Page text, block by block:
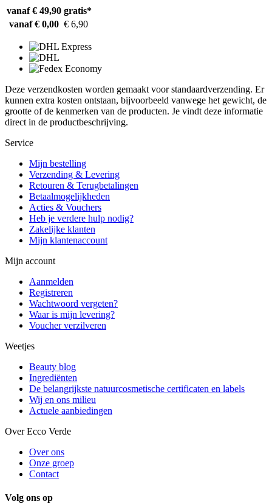
vanaf € 49,90 gratis*
vanaf € 0,00 € 6,90
Deze verzendkosten worden gemaakt voor standaardverzending. Er
kunnen extra kosten ontstaan, bijvoorbeeld vanwege het gewicht, de
grootte of de kenmerken van de producten. Je vindt deze informatie
direct in de productbeschrijving.
Service
Mijn bestelling
Verzending & Levering
Retouren & Terugbetalingen
Betaalmogelijkheden
Acties & Vouchers
Heb je verdere hulp nodig?
Zakelijke klanten
Mijn klantenaccount
Mijn account
Aanmelden
Registreren
Wachtwoord vergeten?
Waar is mijn levering?
Voucher verzilveren
Weetjes
Beauty blog
Ingrediënten
De belangrijkste natuurcosmetische certificaten en labels
Wij en ons milieu
Actuele aanbiedingen
Over Ecco Verde
Over ons
Onze groep
Contact
Volg ons op